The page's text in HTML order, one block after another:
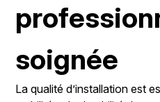
soignée
La qualité d’installation est